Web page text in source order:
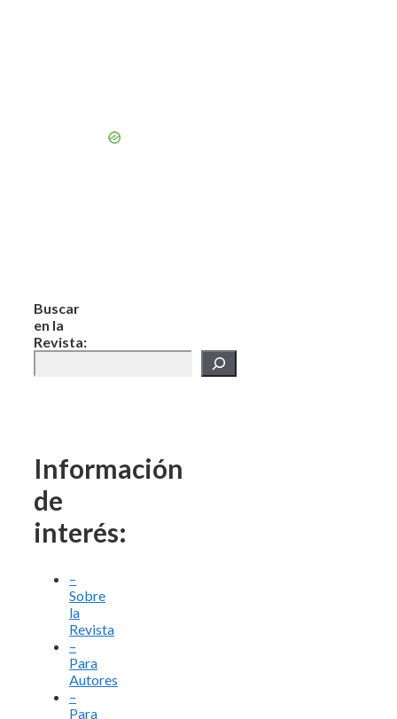
Buscar
en la
Revista:
Información
de
interés:
–
Sobre
la
Revista
–
Para
Autores
–
Para